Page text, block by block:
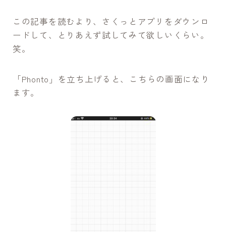
この記事を読むより、さくっとアプリをダウンロ
ードして、とりあえず試してみて欲しいくらい。
笑。
「Phonto」を立ち上げると、こちらの画面になり
ます。